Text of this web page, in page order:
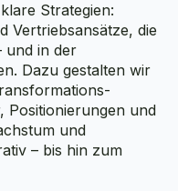
Strategien:
Vertriebsansätze, die
und in der
Dazu gestalten wir
Positionierungen und
und
– bis hin zum